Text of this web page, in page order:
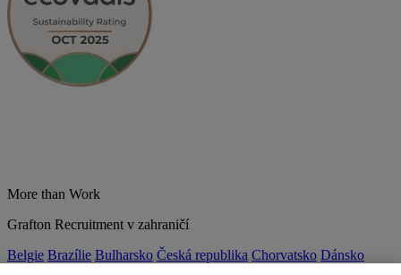
More than Work
Grafton Recruitment v zahraničí
Belgie Brazílie Bulharsko Česká republika Chorvatsko Dánsko